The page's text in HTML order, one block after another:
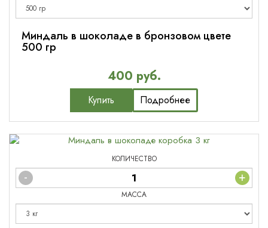
Миндаль в шоколаде в бронзовом цвете
500 гр
400 руб.
Купить Подробнее
КОЛИЧЕСТВО
- +
МАССА